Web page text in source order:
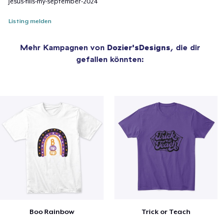
Listing melden
Mehr Kampagnen von Dozier'sDesigns, die dir
gefallen könnten:
Boo Rainbow Trick or Teach